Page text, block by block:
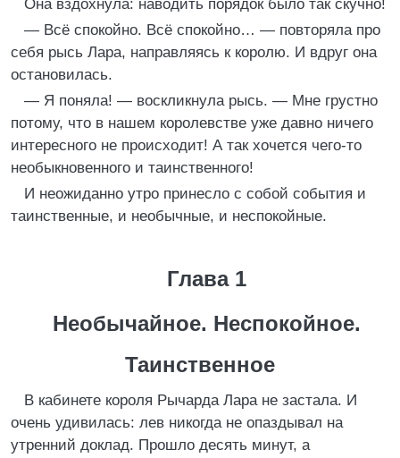
Она вздохнула: наводить порядок было так скучно!
— Всё спокойно. Всё спокойно… — повторяла про
себя рысь Лара, направляясь к королю. И вдруг она
остановилась.
— Я поняла! — воскликнула рысь. — Мне грустно
потому, что в нашем королевстве уже давно ничего
интересного не происходит! А так хочется чего-то
необыкновенного и таинственного!
И неожиданно утро принесло с собой события и
таинственные, и необычные, и неспокойные.
Глава 1
Необычайное. Неспокойное.
Таинственное
В кабинете короля Рычарда Лара не застала. И
очень удивилась: лев никогда не опаздывал на
утренний доклад. Прошло десять минут, а